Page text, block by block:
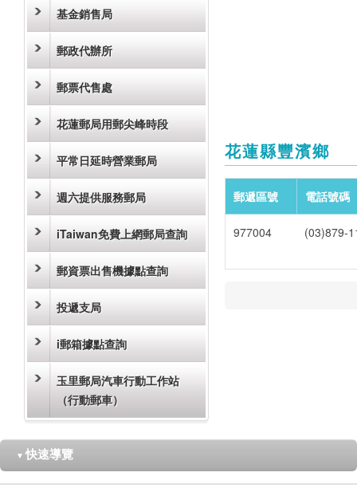
基金銷售局
郵政代辦所
郵票代售處
花蓮郵局用郵尖峰時段
平常日延時營業郵局
週六提供服務郵局
iTaiwan免費上網郵局查詢
郵資票出售機據點查詢
投遞支局
i郵箱據點查詢
玉里郵局汽車行動工作站
（行動郵車）
花蓮縣豐濱鄉
郵遞區號 電話號碼
977004 (03)879-
▼ 快速導覽